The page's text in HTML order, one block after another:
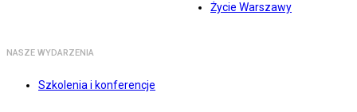
Życie Warszawy
NASZE WYDARZENIA
Szkolenia i konferencje